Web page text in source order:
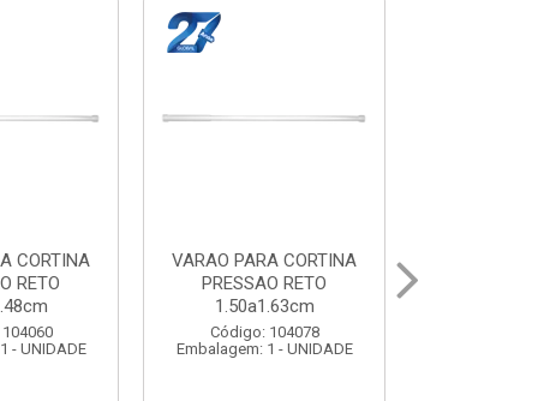
CORTINA
RETO
- UNIDADE
VARAL PARA TETO
MAXEB ACO 1.40m
Código: 104086
Embalagem: 1 - UNIDADE